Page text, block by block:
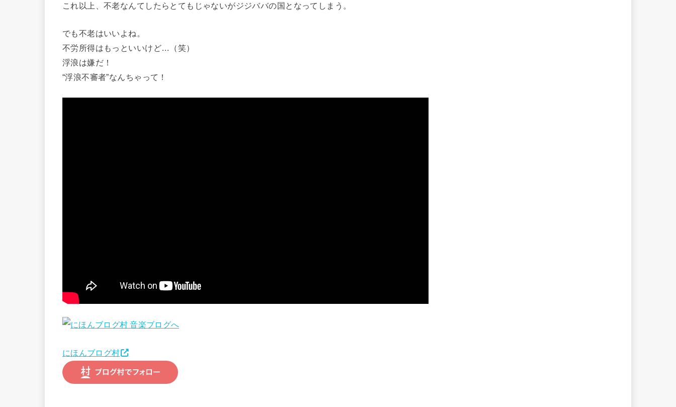
これ以上、不老なんてしたらとてもじゃないがジジババの国となってしまう。
でも不老はいいよね。
不労所得はもっといいけど…（笑）
浮浪は嫌だ！
“浮浪不審者”なんちゃって！
にほんブログ村